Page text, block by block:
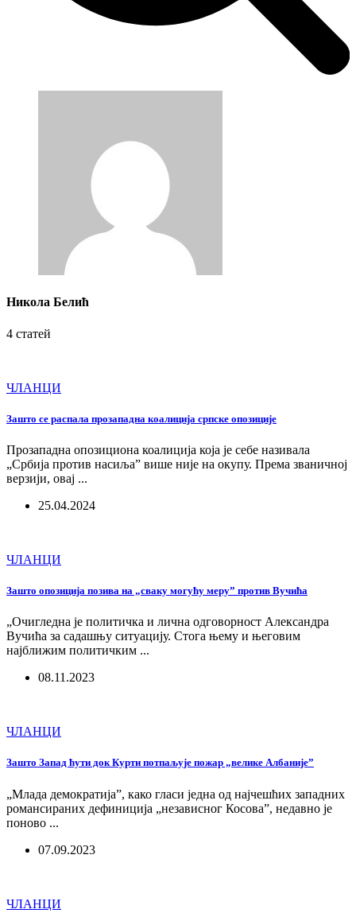
Никола Белић
4 статей
ЧЛАНЦИ
Зашто се распала прозападна коалиција српске опозиције
Прозападна опозициона коалиција која је себе називала
„Србија против насиља” више није на окупу. Према званичној
верзији, овај ...
25.04.2024
ЧЛАНЦИ
Зашто опозиција позива на „сваку могућу меру” против Вучића
„Очигледна је политичка и лична одговорност Александра
Вучића за садашњу ситуацију. Стога њему и његовим
најближим политичким ...
08.11.2023
ЧЛАНЦИ
Зашто Запад ћути док Курти потпаљује пожар „велике Албаније”
„Млада демократија”, како гласи једна од најчешћих западних
романсираних дефиниција „независног Косова”, недавно је
поново ...
07.09.2023
ЧЛАНЦИ